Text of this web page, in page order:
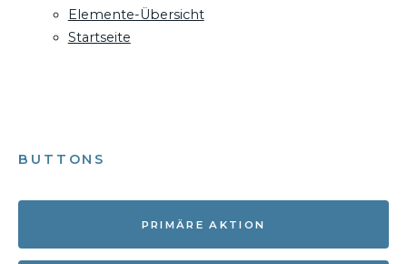
Elemente-Übersicht
Startseite
BUTTONS
PRIMÄRE AKTION